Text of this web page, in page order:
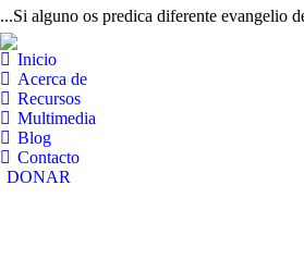
...Si alguno os predica diferente evangelio
Inicio
Acerca de
Recursos
Multimedia
Blog
Contacto
DONAR